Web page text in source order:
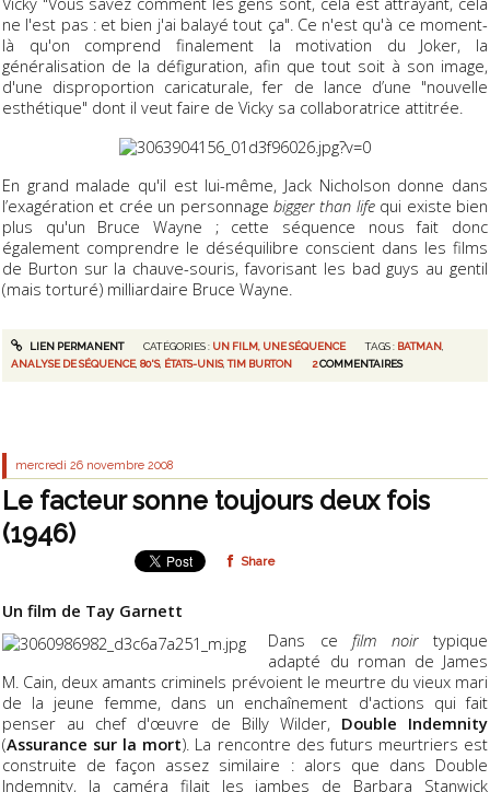
ne l'est pas : et bien j'ai balayé tout ça". Ce n'est qu'à ce moment-
là qu'on comprend finalement la motivation du Joker, la
généralisation de la défiguration, afin que tout soit à son image,
d'une disproportion caricaturale, fer de lance d’une "nouvelle
esthétique" dont il veut faire de Vicky sa collaboratrice attitrée.
En grand malade qu'il est lui-même, Jack Nicholson donne dans
l’exagération et crée un personnage bigger than lifequi existe bien
plus qu'un Bruce Wayne ; cette séquence nous fait donc
également comprendre le déséquilibre conscient dans les films
de Burton sur la chauve-souris, favorisant les bad guys au gentil
(mais torturé) milliardaire Bruce Wayne.
LIEN PERMANENT CATÉGORIES : UN FILM, UNE SÉQUENCE TAGS : BATMAN
ANALYSE DE SÉQUENCE ,80'S, ÉTATS-UNIS,TIM BURTON 2COMMENTAIRES
mercredi 26 novembre 2008
Le facteur sonne toujours deux fois
(1946)
Share
Un film de Tay Garnett
Dans cefilm noirtypique
adapté du roman de James
M. Cain, deux amants criminels prévoient le meurtre du vieux mari
de la jeune femme, dans un enchaînement d'actions qui fait
penser au chef d'œuvre de Billy Wilder, Double Indemnity
(Assurance sur la mort). La rencontre des futurs meurtriers est
construite de façon assez similaire : alors que dans Double
Indemnity, la caméra filait les jambes de Barbara Stanwick